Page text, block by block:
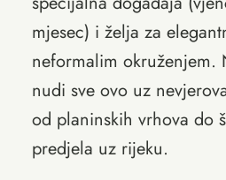
mjesec) i želja za
neformalim okruženjem.
nudi sve ovo uz
od planinskih vrhova do
predjela uz rijeku.